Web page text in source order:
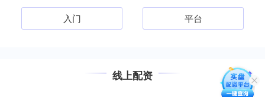
入门 平台
线上配资